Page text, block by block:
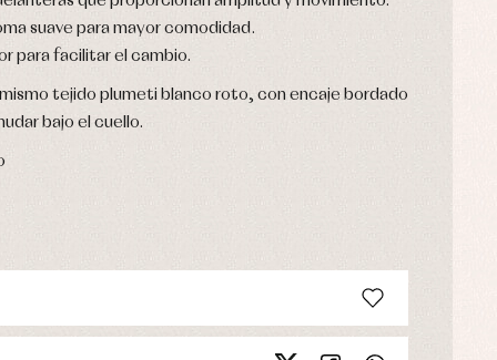
suave para mayor comodidad.
para facilitar el cambio.
tejido plumeti blanco roto, con encaje bordado
bajo el cuello.